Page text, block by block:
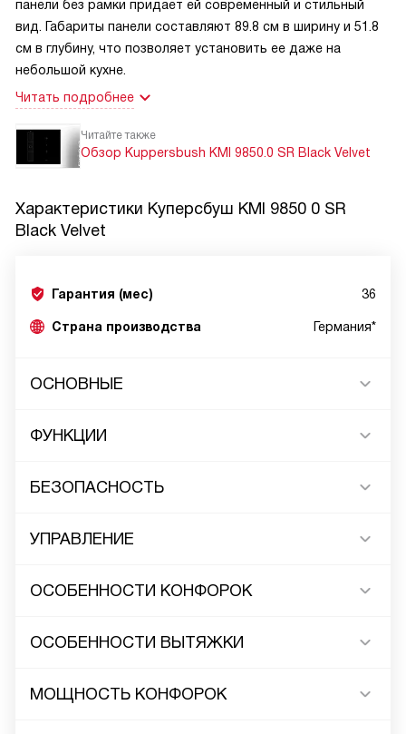
панели без рамки придает ей современный и стильный
вид. Габариты панели составляют 89.8 см в ширину и 51.8
см в глубину, что позволяет установить ее даже на
небольшой кухне.
Читать подробнее
Читайте также
Обзор Kuppersbush KMI 9850.0 SR Black Velvet
Характеристики Куперсбуш KMI 9850 0 SR
Black Velvet
Гарантия (мес) 36
Страна производства Германия*
ОСНОВНЫЕ
ФУНКЦИИ
БЕЗОПАСНОСТЬ
УПРАВЛЕНИЕ
ОСОБЕННОСТИ КОНФОРОК
ОСОБЕННОСТИ ВЫТЯЖКИ
МОЩНОСТЬ КОНФОРОК